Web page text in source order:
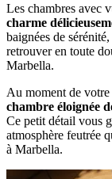
Les chambres avec
charme
baignées de
retrouver en toute
Marbella.
Au moment de votre
chambre éloignée
Ce petit détail vous
atmosphère feutrée
à Marbella.